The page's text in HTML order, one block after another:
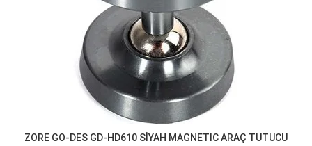
ZORE GO-DES GD-HD610 SİYAH MAGNETIC ARAÇ TUTUCU